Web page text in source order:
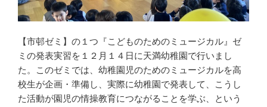
【市邨ゼミ】の１つ『こどものためのミュージカル』ゼ
ミの発表実習を１２月１４日に天満幼稚園で行いまし
た。このゼミでは、幼稚園児のためのミュージカルを高
校生が企画・準備し、実際に幼稚園で発表して、こうし
た活動が園児の情操教育につながることを学ぶ、という